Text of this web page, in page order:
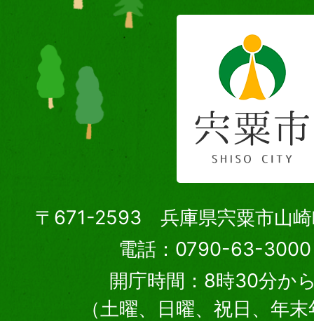
〒671-2593 兵庫県宍粟市山崎
電話：0790-63-3000
開庁時間：8時30分か
（土曜、日曜、祝日、年